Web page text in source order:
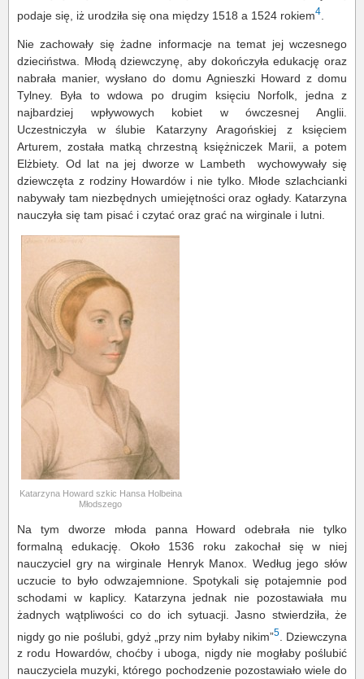
podaje się, iż urodziła się ona między 1518 a 1524 rokiem4
Nie zachowały się żadne informacje na temat jej wczesnego
dzieciństwa. Młodą dziewczynę, aby dokończyła edukację oraz
nabrała manier, wysłano do domu Agnieszki Howard z domu
Tylney. Była to wdowa po drugim księciu Norfolk, jedna z
najbardziej wpływowych kobiet w ówczesnej Anglii.
Uczestniczyła w ślubie Katarzyny Aragońskiej z księciem
Arturem, została matką chrzestną księżniczek Marii, a potem
Elżbiety. Od lat na jej dworze w Lambeth wychowywały się
dziewczęta z rodziny Howardów i nie tylko. Młode szlachcianki
nabywały tam niezbędnych umiejętności oraz ogłady. Katarzyna
nauczyła się tam pisać i czytać oraz grać na wirginale i lutni.
Katarzyna Howard szkic Hansa Holbeina
Młodszego
Na tym dworze młoda panna Howard odebrała nie tylko
formalną edukację. Około 1536 roku zakochał się w niej
nauczyciel gry na wirginale Henryk Manox. Według jego słów
uczucie to było odwzajemnione. Spotykali się potajemnie pod
schodami w kaplicy. Katarzyna jednak nie pozostawiała mu
żadnych wątpliwości co do ich sytuacji. Jasno stwierdziła, że
nigdy go nie poślubi, gdyż „przy nim byłaby nikim”5. Dziewczyna
z rodu Howardów, choćby i uboga, nigdy nie mogłaby poślubić
nauczyciela muzyki, którego pochodzenie pozostawiało wiele do